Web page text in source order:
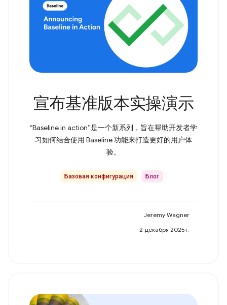
宣布基准版本实操演示
“Baseline in action”是一个新系列，旨在帮助开发者学
习如何结合使用 Baseline 功能来打造更好的用户体
验。
Базовая конфигурация Блог
Jeremy Wagner
2 декабря 2025 г.